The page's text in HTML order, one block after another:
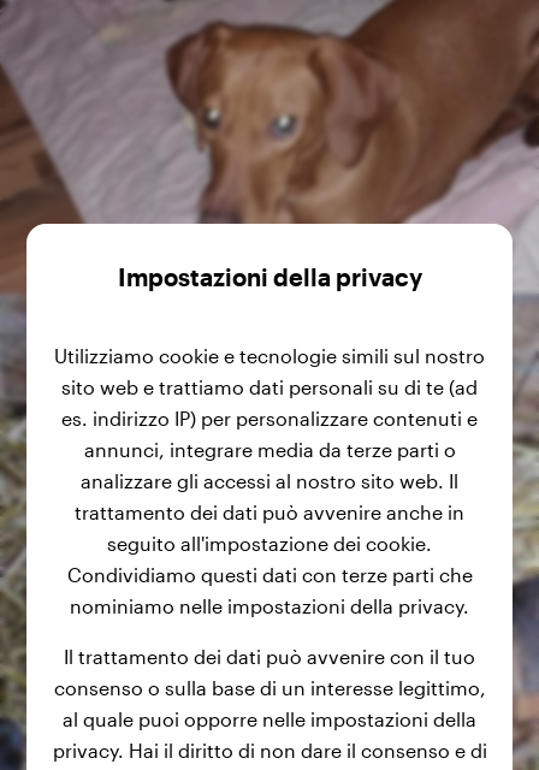
Impostazioni della privacy
Utilizziamo cookie e tecnologie simili sul nostro
sito web e trattiamo dati personali su di te (ad
es. indirizzo IP) per personalizzare contenuti e
annunci, integrare media da terze parti o
analizzare gli accessi al nostro sito web. Il
trattamento dei dati può avvenire anche in
seguito all'impostazione dei cookie.
Condividiamo questi dati con terze parti che
nominiamo nelle impostazioni della privacy.
Il trattamento dei dati può avvenire con il tuo
consenso o sulla base di un interesse legittimo,
al quale puoi opporre nelle impostazioni della
privacy. Hai il diritto di non dare il consenso e di